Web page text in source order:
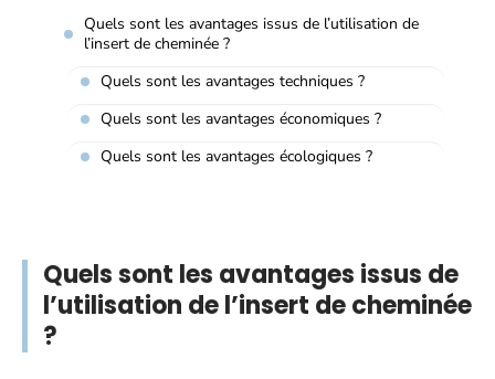
Quels sont les avantages issus de l’utilisation de
l’insert de cheminée ?
Quels sont les avantages techniques ?
Quels sont les avantages économiques ?
Quels sont les avantages écologiques ?
Quels sont les avantages issus de
l’utilisation de l’insert de cheminée
?